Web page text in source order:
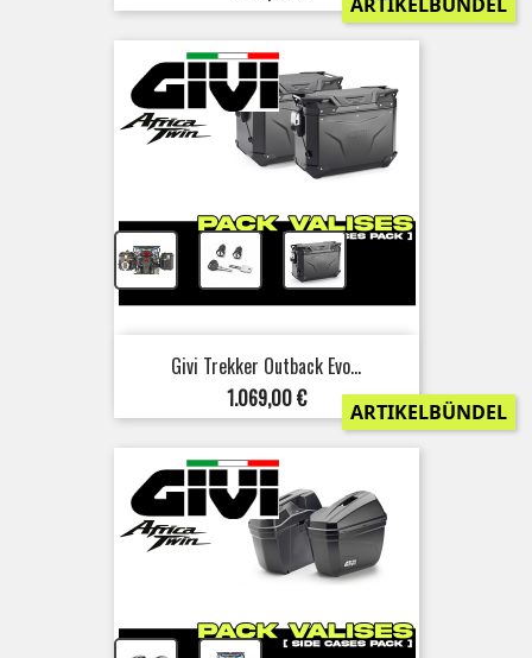
Givi Trekker Outback Evo...
Preis
1.069,00 € ARTIKELBÜNDEL